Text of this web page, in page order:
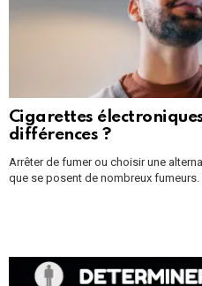
Cigarettes
différences ?
Arrêter de fumer ou choisir une
que se posent de nombreux fumeurs.